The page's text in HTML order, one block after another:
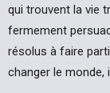
qui trouvent la vie
fermement
résolus à faire
changer le monde,